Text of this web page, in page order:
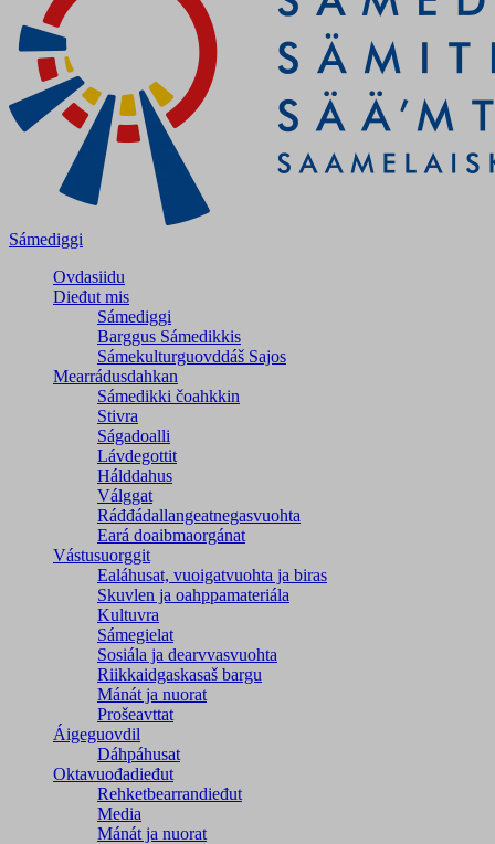
Sámediggi
Ovdasiidu
Dieđut mis
Sámediggi
Barggus Sámedikkis
Sámekulturguovddáš Sajos
Mearrádusdahkan
Sámedikki čoahkkin
Stivra
Ságadoalli
Lávdegottit
Hálddahus
Válggat
Ráđđádallangeatnegas­vuohta
Eará doaibmaorgánat
Vástusuorggit
Ealáhusat, vuoigatvuohta ja biras
Skuvlen ja oahppamateriála
Kultuvra
Sámegielat
Sosiála ja dearvvasvuohta
Riikkaidgaskasaš bargu
Mánát ja nuorat
Prošeavttat
Áigeguovdil
Dáhpáhusat
Oktavuođadieđut
Rehketbearrandieđut
Media
Mánát ja nuorat